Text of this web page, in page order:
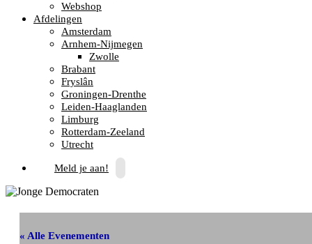
Webshop
Afdelingen
Amsterdam
Arnhem-Nijmegen
Zwolle
Brabant
Fryslân
Groningen-Drenthe
Leiden-Haaglanden
Limburg
Rotterdam-Zeeland
Utrecht
Meld je aan!
« Alle Evenementen